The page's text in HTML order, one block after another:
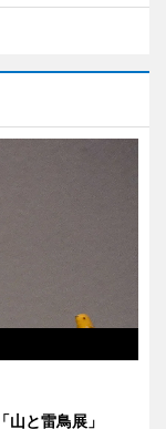
と雷鳥展」